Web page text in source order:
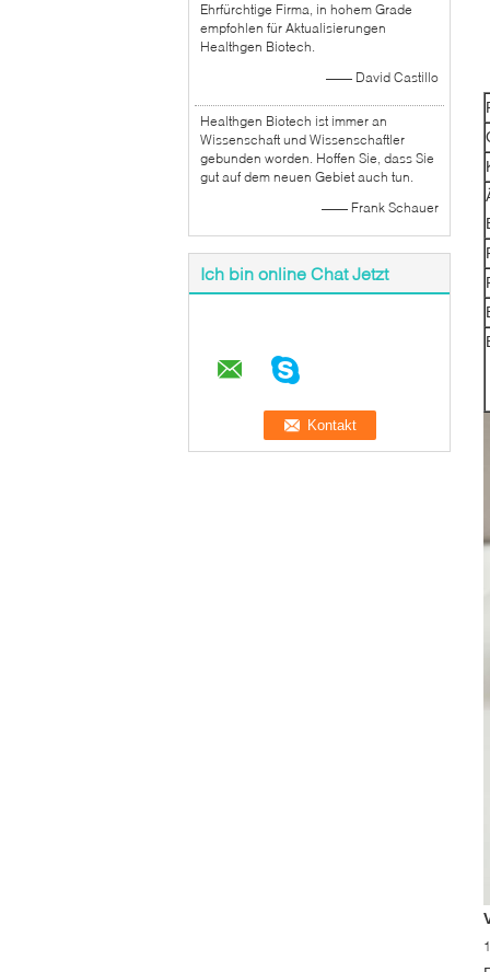
Ehrfürchtige Firma, in hohem Grade
empfohlen für Aktualisierungen
Healthgen Biotech.
—— David Castillo
Healthgen Biotech ist immer an
Wissenschaft und Wissenschaftler
gebunden worden. Hoffen Sie, dass Sie
gut auf dem neuen Gebiet auch tun.
—— Frank Schauer
Ich bin online Chat Jetzt